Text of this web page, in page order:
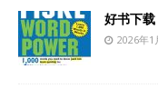
好书下
2026年1